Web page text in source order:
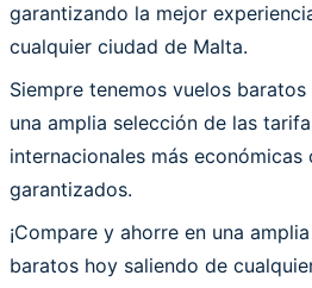
garantizando la mejor
cualquier ciudad de Malta.
Siempre tenemos vuelos
una amplia selección de las
internacionales más
garantizados.
¡Compare y ahorre en una
baratos hoy saliendo de